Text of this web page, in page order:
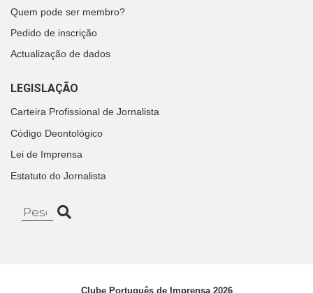
Quem pode ser membro?
Pedido de inscrição
Actualização de dados
LEGISLAÇÃO
Carteira Profissional de Jornalista
Código Deontológico
Lei de Imprensa
Estatuto do Jornalista
Clube Português de Imprensa 2026